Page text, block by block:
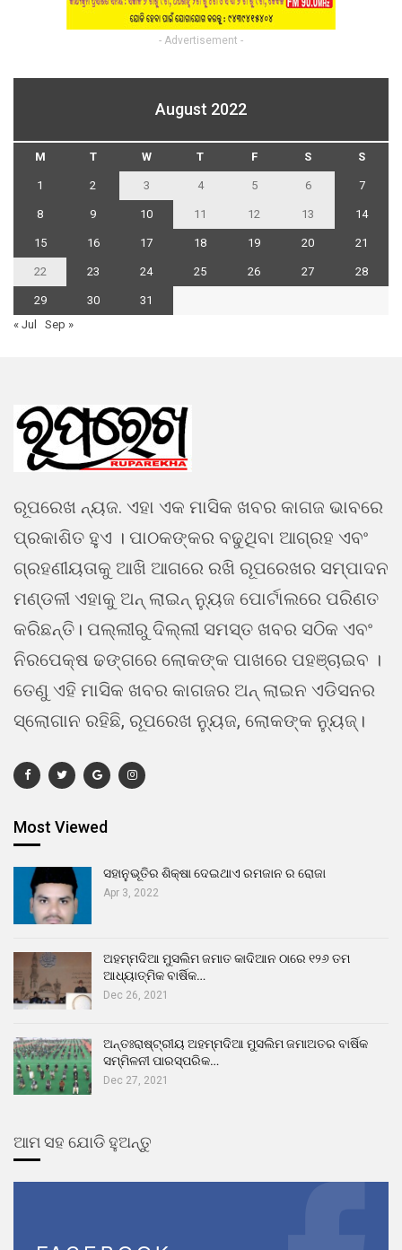
- Advertisement -
August 2022
M T W T F S S
1 2 3 4 5 6 7
8 9 10 11 12 13 14
15 16 17 18 19 20 21
22 23 24 25 26 27 28
29 30
31
« Jul
Sep »
ରୂପରେଖ ନ୍ୟଜ. ଏହା ଏକ ମାସିକ ଖବର କାଗଜ ଭାବରେ
ପ୍ରକାଶିତ ହୁଏ । ପାଠକଙ୍କର ବଢୁଥିବା ଆଗ୍ରହ ଏବଂ
ଗ୍ରହଣୀୟତାକୁ ଆଖି ଆଗରେ ରଖି ରୂପରେଖର ସମ୍ପାଦନ
ମଣ୍ଡଳୀ ଏହାକୁ ଅନ୍ ଲାଇନ୍ ନ୍ୟୁଜ ପୋର୍ଟାଲରେ ପରିଣତ
କରିଛନ୍ତି। ପଲ୍ଲୀରୁ ଦିଲ୍ଲୀ ସମସ୍ତ ଖବର ସଠିକ ଏବଂ
ନିରପେକ୍ଷ ଢଙ୍ଗରେ ଲୋକଙ୍କ ପାଖରେ ପହଞ୍ଚାଇବ ।
ତେଣୁ ଏହି ମାସିକ ଖବର କାଗଜର ଅନ୍ ଲାଇନ ଏଡିସନର
ସ୍ଲୋଗାନ ରହିଛି, ରୂପରେଖ ନ୍ୟୁଜ, ଲୋକଙ୍କ ନ୍ୟୁଜ୍।
Most Viewed
ସହାନୁଭୂତିର ଶିକ୍ଷା ଦେଇଥାଏ ରମଜାନ ର ରୋଜା
Apr 3, 2022
ଅହମ୍ମଦିଆ ମୁସଲିମ ଜମାତ କାଦିଆନ ଠାରେ ୧୨୬ ତମ
ଆଧ୍ୟାତ୍ମିକ ବାର୍ଷିକ…
Dec 26, 2021
ଅନ୍ତଃରାଷ୍ଟ୍ରୀୟ ଅହମ୍ମଦିଆ ମୁସଲିମ ଜମାଅତର ବାର୍ଷିକ
ସମ୍ମିଳନୀ ପାରସ୍ପରିକ…
Dec 27, 2021
ଆମ ସହ ଯୋଡି ହୁଅନ୍ତୁ